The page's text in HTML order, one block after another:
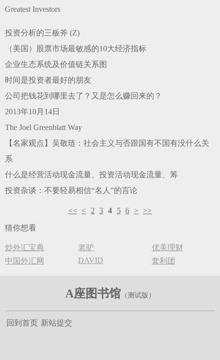
Greatest Investors
投资分析的三板斧 (Z)
（美国）股票市场最敏感的10大经济指标
企业生态系统及价值链关系图
时间是投资者最好的朋友
公司把钱花到哪里去了？又是怎么赚回来的？
2013年10月14日
The Joel Greenblatt Way
【名家观点】吴敬琏：社会主义与否跟国有不国有没什么关
系
什么是经营活动现金流量、投资活动现金流量、筹
投资杂谈：不要轻易相信“名人”的言论
<< < 2 3 4 5 6 > >>
猜你想看
炒外汇宝典 老驴
优美理财
中国外汇网
DAVID 套利团
A座图书馆
回到首页 新站提交